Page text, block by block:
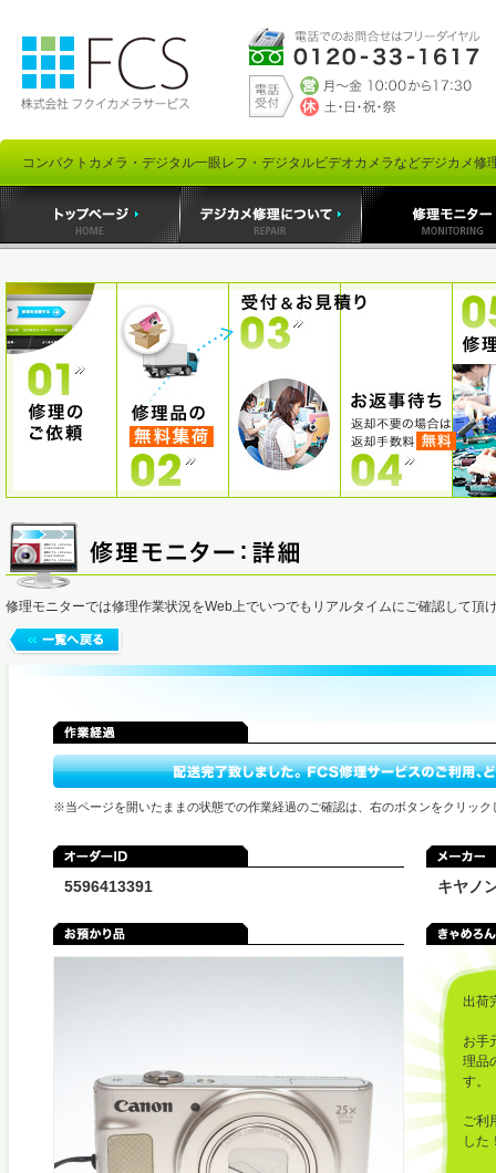
コンパクトカメラ・デジタル一眼レフ・デジタルビデオカメラなどデジカメ修
修理モニターでは修理作業状況をWeb上でいつでもリアルタイムにご確認して頂
※当ページを開いたままの状態での作業経過のご確認は、右のボタンをクリック
5596413391 キヤノ
出荷
お手
理品
す。
ご利
した